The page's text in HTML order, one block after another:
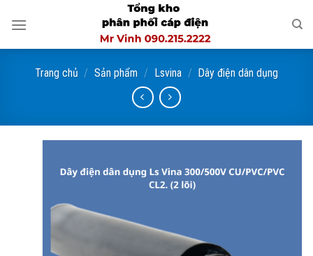
Trang chủ / Sản phẩm / Lsvina / Dây điện dân dụng